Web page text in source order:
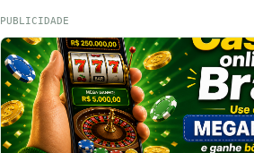
PUBLICIDADE